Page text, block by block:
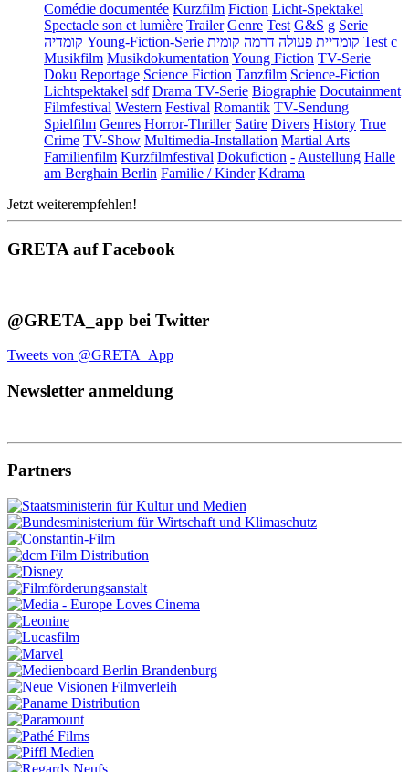
Comédie documentée Kurzfilm Fiction Licht-Spektakel
Spectacle son et lumière Trailer Genre Test G&S g Serie
קומדיה Young-Fiction-Serie קומדיית פעולה דרמה קומית
Test c
Musikfilm MusikdokumentationYoung Fiction TV-Serie
Doku Reportage Science Fiction Tanzfilm Science-Fiction
Lichtspektakel sdf Drama TV-Serie Biographie Docutainment
Filmfestival Western Festival Romantik TV-Sendung
Spielfilm Genres Horror-Thriller Satire Divers History True
Crime TV-Show Multimedia-Installation Martial Arts
Familienfilm Kurzfilmfestival Dokufiction -Austellung Halle
am Berghain Berlin Familie / Kinder Kdrama
Jetzt weiterempfehlen!
GRETA auf Facebook
@GRETA_app bei Twitter
Tweets von @GRETA_App
Newsletter anmeldung
Partners